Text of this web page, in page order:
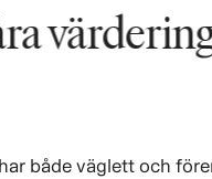
värderingar
både väglett och